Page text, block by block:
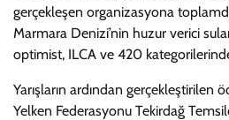
gerçekleşen organizasyona
Marmara Denizi’nin huzur verici
optimist, ILCA ve 420
Yarışların ardından gerçekleştirilen
Yelken Federasyonu Tekirdağ